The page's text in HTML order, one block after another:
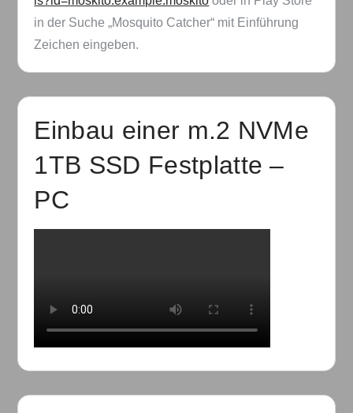
in der Suche „Mosquito Catcher“ mit Einführung
Zeichen eingeben.
Einbau einer m.2 NVMe
1TB SSD Festplatte –
PC